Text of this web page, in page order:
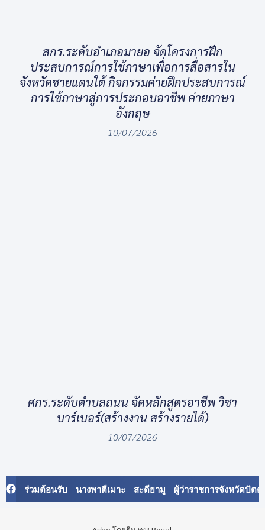
สกร.ระดับอำเภอมายอ จัดโครงการฝึก
ประสบการณ์การใช้ภาษาเพื่อการสื่อสารใน
จังหวัดชายแดนใต้ กิจกรรมค่ายฝึกประสบการณ์
การใช้ภาษาสู่การประกอบอาชีพ ค่ายภาษา
อังกฤษ
10/07/2026
ศกร.ระดับตำบลถนน จัดหลักสูตรอาชีพ วิชา
บาร์เบอร์(สร้างงาน สร้างรายได้)
10/07/2026
ร่วมต้อนรับ นางพาตีเมาะ สะดียามู ผู้ว่าราชการจังหวัดปัต